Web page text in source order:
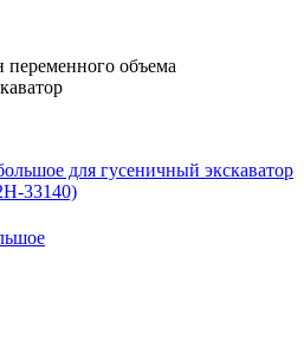
переменного объема